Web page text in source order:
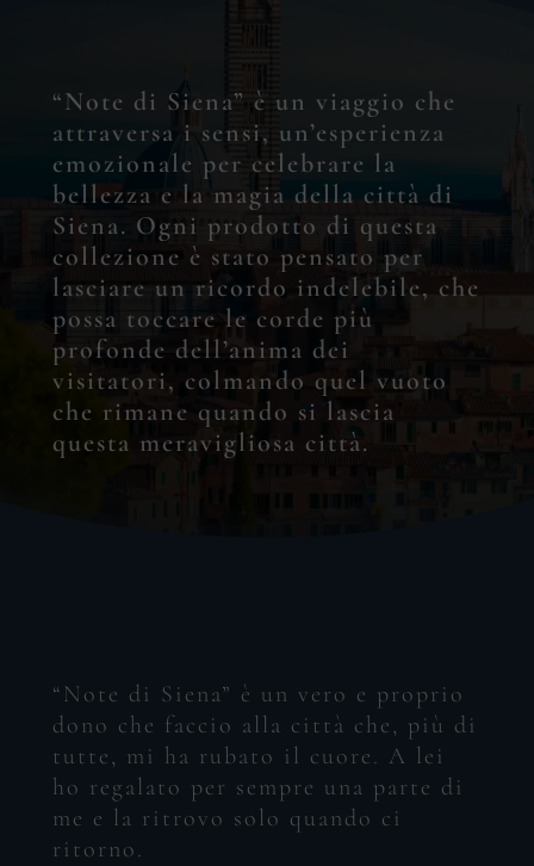
Nessun prodotto nel
“Note di Siena” è un viaggio che
attraversa i sensi, un’esperienza
emozionale per celebrare la
bellezza e la magia della città di
Siena. Ogni prodotto di questa
collezione è stato pensato per
lasciare un ricordo indelebile, che
possa toccare le corde più
profonde dell’anima dei
visitatori, colmando quel vuoto
che rimane quando si lascia
questa meravigliosa città.
“Note di Siena” è un vero e proprio
dono che faccio alla città che, più di
tutte, mi ha rubato il cuore. A lei
ho regalato per sempre una parte di
me e la ritrovo solo quando ci
ritorno.